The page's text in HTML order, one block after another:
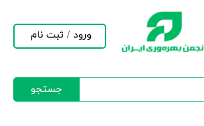
جستجو
ورود / ثبت نام